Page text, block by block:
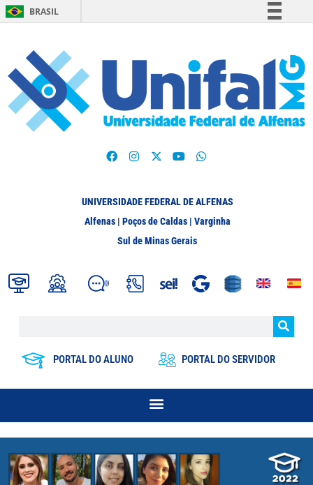
BRASIL
Participe
Acesso à informação
Legislação
UNIVERSIDADE FEDERAL DE ALFENAS
Alfenas | Poços de Caldas | Varginha
Sul de Minas Gerais
PORTAL DO ALUNO PORTAL DO SERVIDOR